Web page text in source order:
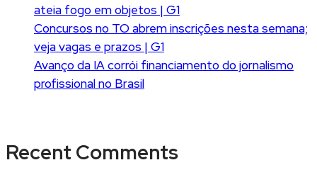
ateia fogo em objetos | G1
Concursos no TO abrem inscrições nesta semana;
veja vagas e prazos | G1
Avanço da IA corrói financiamento do jornalismo
profissional no Brasil
Recent Comments